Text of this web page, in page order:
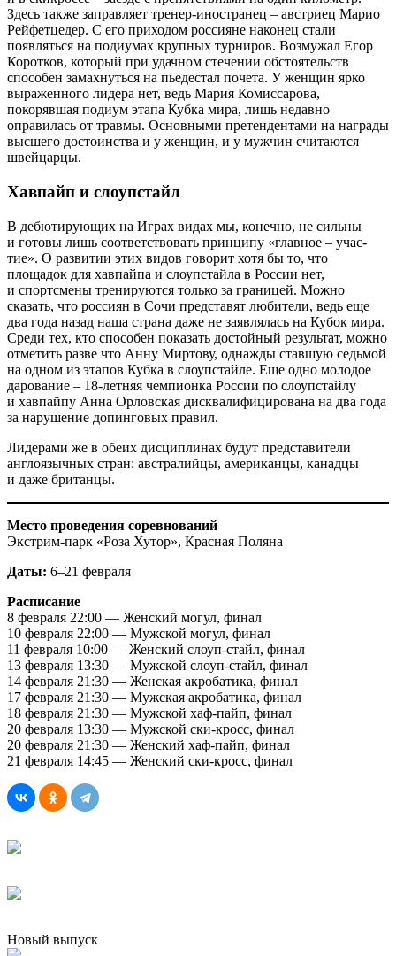
Здесь также заправляет тренер-иност­ранец – австриец Марио
Рейфетцедер. С его приходом россияне наконец стали
появляться на подиумах крупных турниров. Возмужал Егор
Коротков, который при удачном стечении обстоятельств
способен замахнуться на пьедестал почета. У женщин ярко
выраженного лидера нет, ведь Мария Комиссарова,
покорявшая подиум этапа Кубка мира, лишь недавно
оправилась от травмы. Основными претендентами на награды
высшего достоинства и у женщин, и у мужчин считаются
швейцарцы.
Хавпайп и слоупстайл
В дебютирующих на Играх видах мы, конечно, не сильны
и готовы лишь соответствовать принципу «главное – учас­
тие». О развитии этих видов говорит хотя бы то, что
площадок для хавпайпа и слоупстайла в России нет,
и спортсмены тренируются только за границей. Можно
сказать, что россиян в Сочи представят любители, ведь еще
два года назад наша страна даже не заявлялась на Кубок мира.
Среди тех, кто способен показать достойный результат, можно
отметить разве что Анну Миртову, однажды ставшую седьмой
на одном из этапов Кубка в слоупстайле. Еще одно молодое
дарование – 18‑летняя чемпионка России по слоупстайлу
и хавпайпу Анна Орловская дисквалифицирована на два года
за нарушение допинговых правил.
Лидерами же в обеих дисциплинах будут представители
англоязычных стран: австралийцы, американцы, канадцы
и даже британцы.
Место проведения соревнований
Экстрим-парк «Роза Хутор», Красная Поляна
Даты: 6–21 февраля
Расписание
8 февраля 22:00 — Женский могул, финал
10 февраля 22:00 — Мужской могул, финал
11 февраля 10:00 — Женский слоуп-стайл, финал
13 февраля 13:30 — Мужской слоуп-стайл, финал
14 февраля 21:30 — Женская акробатика, финал
17 февраля 21:30 — Мужская акробатика, финал
18 февраля 21:30 — Мужской хаф-пайп, финал
20 февраля 13:30 — Мужской ски-кросс, финал
20 февраля 21:30 — Женский хаф-пайп, финал
21 февраля 14:45 — Женский ски-кросс, финал
Новый выпуск